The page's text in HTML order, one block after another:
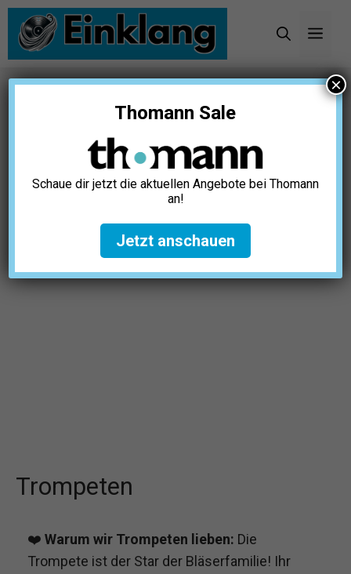
Zum
Inhalt
springen
Trompeten
❤️ Warum wir Trompeten lieben: Die
Trompete ist der Star der Bläserfamilie! Ihr
Thomann Sale
Schaue dir jetzt die aktuellen Angebote bei Thomann
an!
Jetzt anschauen
×